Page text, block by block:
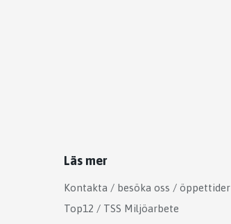
Läs mer
Kontakta / besöka oss / öppettider
Top12 / TSS Miljöarbete